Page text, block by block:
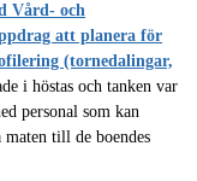
Vård- och
att planera för
(tornedalingar,
i höstas och tanken var
personal som kan
maten till de boendes